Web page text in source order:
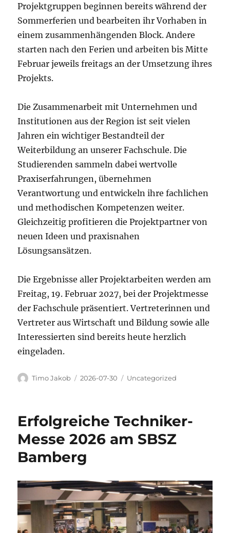
Projektgruppen beginnen bereits während der
Sommerferien und bearbeiten ihr Vorhaben in
einem zusammenhängenden Block. Andere
starten nach den Ferien und arbeiten bis Mitte
Februar jeweils freitags an der Umsetzung ihres
Projekts.
Die Zusammenarbeit mit Unternehmen und
Institutionen aus der Region ist seit vielen
Jahren ein wichtiger Bestandteil der
Weiterbildung an unserer Fachschule. Die
Studierenden sammeln dabei wertvolle
Praxiserfahrungen, übernehmen
Verantwortung und entwickeln ihre fachlichen
und methodischen Kompetenzen weiter.
Gleichzeitig profitieren die Projektpartner von
neuen Ideen und praxisnahen
Lösungsansätzen.
Die Ergebnisse aller Projektarbeiten werden am
Freitag, 19. Februar 2027, bei der Projektmesse
der Fachschule präsentiert. Vertreterinnen und
Vertreter aus Wirtschaft und Bildung sowie alle
Interessierten sind bereits heute herzlich
eingeladen.
Autor
Timo Jakob
Veröffentlicht
2026-07-30 Kategorien
Uncategorized
Erfolgreiche Techniker-
Messe 2026 am SBSZ
Bamberg